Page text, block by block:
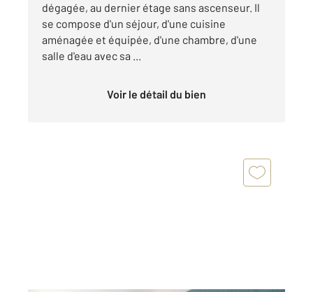
dégagée, au dernier étage sans ascenseur. Il
se compose d'un séjour, d'une cuisine
aménagée et équipée, d'une chambre, d'une
salle d'eau avec sa ...
Voir le détail du bien